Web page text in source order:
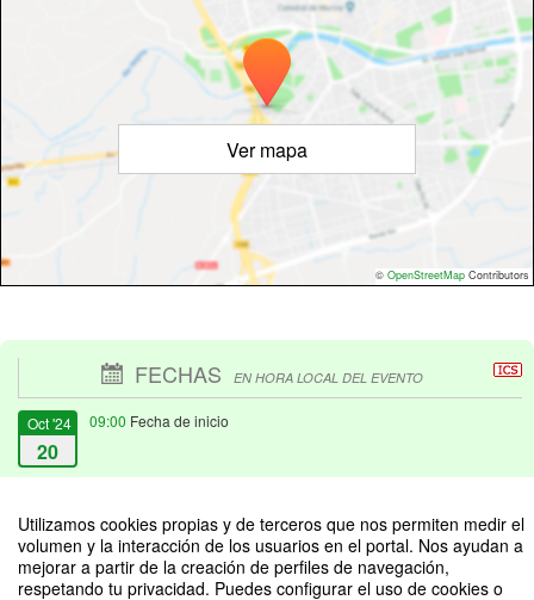
Utilizamos cookies propias y de terceros que nos permiten medir el
volumen y la interacción de los usuarios en el portal. Nos ayudan a
mejorar a partir de la creación de perfiles de navegación,
respetando tu privacidad. Puedes configurar el uso de cookies o
Ver mapa
© OpenStreetMap Contributors
FECHAS EN HORA LOCAL DEL EVENTO
Oct '24
20
09:00 Fecha de inicio
20